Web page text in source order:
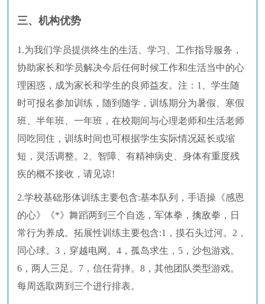
三、机构优势
1.为我们学员提供终生的生活、学习、工作指导服务，
协助家长和学员解决今后任何时候工作和生活当中的心
理困惑，成为家长和学生的良师益友。注：1、学生随
时可报名参加训练，随到随学，训练期分为暑假、寒假
班、半年班、一年班，在校期间与心理老师和生活老师
同吃同住，训练时间也可根据学生实际情况延长或缩
短，灵活调整。2、智障、有精神病史、身体有重度残
疾的概不接收，请见谅!
2.学校基础形体训练主要包含:基本队列，手语操《感恩
的心》《*》舞蹈两到三个自选，军体拳，擒敌拳，日
常行为养成。拓展性训练主要包含:1，摸石头过河。2，
同心球。3，穿越电网。4，孤岛求生，5，沙包游戏。
6，两人三足。7，信任背摔。8，其他团队类型游戏。
每周选取两到三个进行排表。